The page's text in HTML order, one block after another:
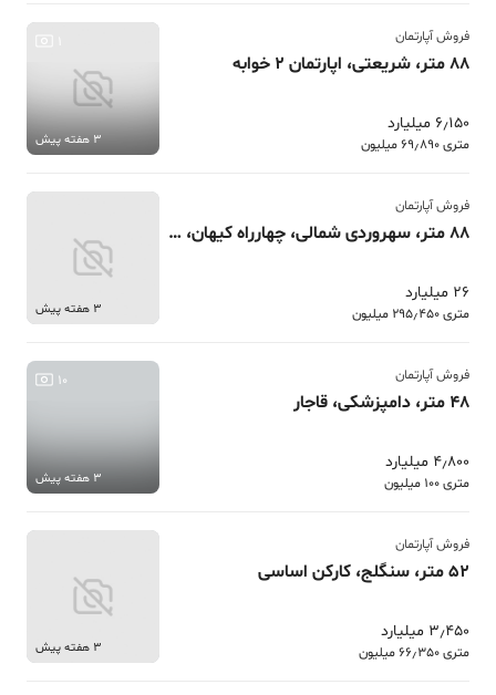
فروش آپارتمان
88 متر، شریعتی، اپارتمان 2 خوابه
6٫150 میلیارد
متری 69٫890 میلیون 3 هفته پیش
فروش آپارتمان
88 متر، سهروردی شمالی، چهارراه کیهان، تک واحدی
26 میلیارد
متری 295٫450 میلیون 3 هفته پیش
فروش آپارتمان
48 متر، دامپزشکی، قاجار
4٫800 میلیارد
متری 100 میلیون
10
3 هفته پیش
فروش آپارتمان
52 متر، سنگلج، کارکن اساسی
3٫450 میلیارد
متری 66٫350 میلیون 3 هفته پیش